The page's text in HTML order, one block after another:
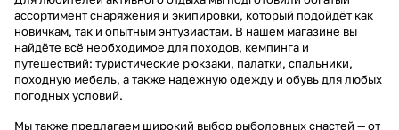
ассортимент снаряжения и экипировки, который подойдёт как
новичкам, так и опытным энтузиастам. В нашем магазине вы
найдёте всё необходимое для походов, кемпинга и
путешествий: туристические рюкзаки, палатки, спальники,
походную мебель, а также надежную одежду и обувь для любых
погодных условий.
Мы также предлагаем широкий выбор рыболовных снастей — от